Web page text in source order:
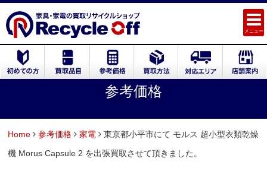
メニュー
参考価格
Home 参考価格 家電
東京都小平市にて モルス 超小型衣類乾燥
機 Morus Capsule 2 を出張買取させて頂きました。